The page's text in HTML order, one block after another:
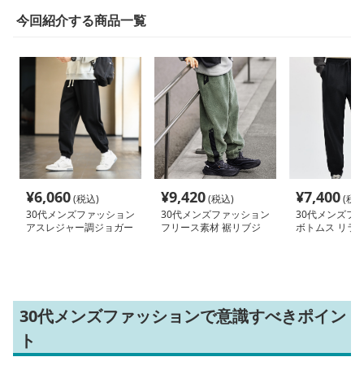
今回紹介する商品一覧
¥6,060(税込)
30代メンズファッション
アスレジャー調ジョガー
¥9,420(税込)
30代メンズファッション
フリース素材 裾リブジ
¥7,400(税
30代メンズフ
ボトムス リラ
30代メンズファッションで意識すべきポイン
ト